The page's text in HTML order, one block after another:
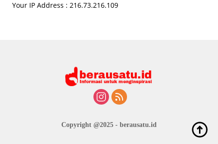
Your IP Address : 216.73.216.109
Copyright @2025 - berausatu.id